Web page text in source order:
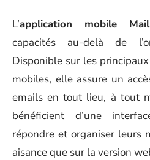
L’application mobile
capacités au-delà de
Disponible sur les
mobiles, elle assure un
emails en tout lieu, à tout
bénéficient d’une
répondre et organiser leurs
aisance que sur la version